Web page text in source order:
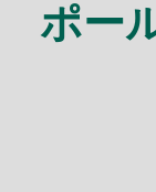
ポー